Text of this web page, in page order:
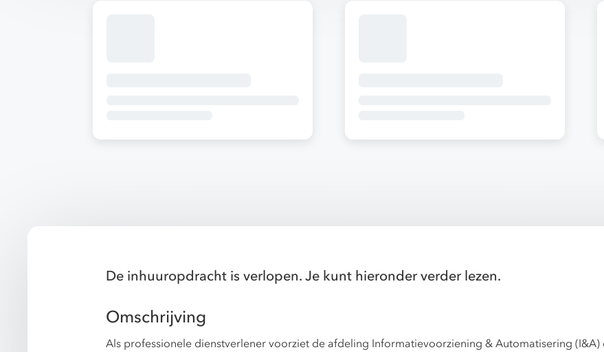
De inhuuropdracht is verlopen. Je kunt hieronder verder lezen.
Omschrijving
Als professionele dienstverlener voorziet de afdeling Informatievoorziening & Automatisering